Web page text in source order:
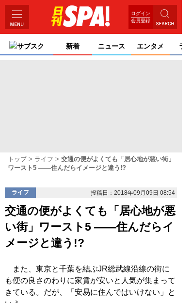
ログイン
会員登録
サブスク 新着 ニュース エンタメ ライ
トップ ライフ
交通の便がよくても「居心地が悪い街」
ワースト5 ――住んだらイメージと違う!?
ライフ 投稿日：2018年09月09日 08:54
交通の便がよくても「居心地が悪
い街」ワースト5 ――住んだらイ
メージと違う!?
また、東京と千葉を結ぶJR総武線沿線の街に
も便の良さのわりに家賃が安いと人気が集まって
きている。だが、「安易に住んではいけない」と